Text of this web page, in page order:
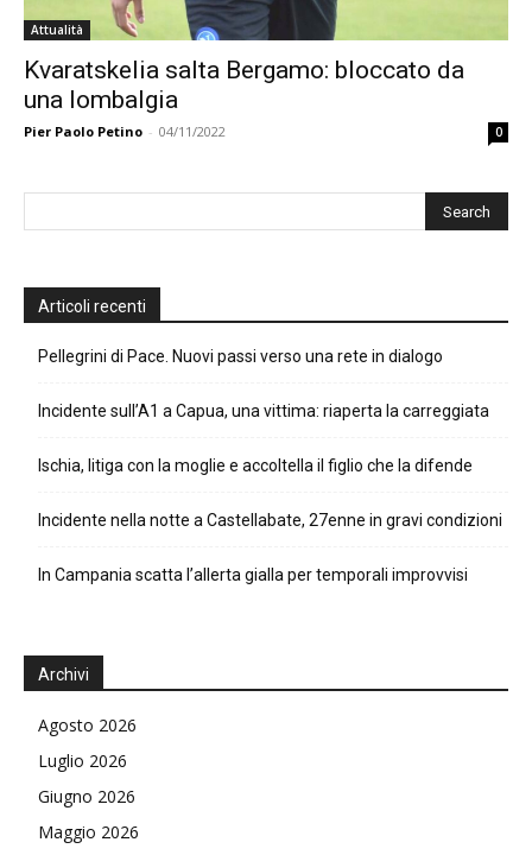
Attualità
Kvaratskelia salta Bergamo: bloccato da
una lombalgia
Pier Paolo Petino - 04/11/2022 0
Articoli recenti
Pellegrini di Pace. Nuovi passi verso una rete in dialogo
Incidente sull’A1 a Capua, una vittima: riaperta la carreggiata
Ischia, litiga con la moglie e accoltella il figlio che la difende
Incidente nella notte a Castellabate, 27enne in gravi condizioni
In Campania scatta l’allerta gialla per temporali improvvisi
Archivi
Agosto 2026
Luglio 2026
Giugno 2026
Maggio 2026